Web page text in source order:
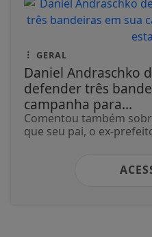
GERAL
Daniel Andraschko
defender três
campanha para...
Comentou também
que seu pai, o ex-